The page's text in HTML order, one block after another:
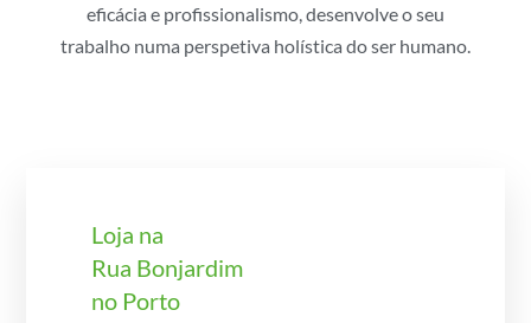
Loja na
Rua Bonjardim
no Porto
eficácia e profissionalismo, desenvolve o seu
trabalho numa perspetiva holística do ser humano.